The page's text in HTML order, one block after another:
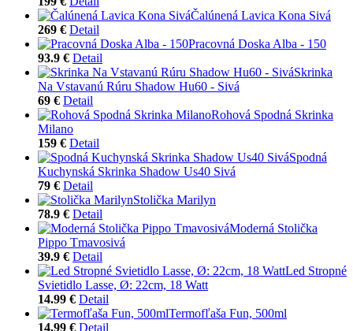
Čalúnená Lavica Kona Sivá
269 € Detail
Pracovná Doska Alba - 150
93.9 € Detail
Skrinka
Na Vstavanú Rúru Shadow Hu60 - Sivá
69 € Detail
Rohová Spodná Skrinka
Milano
159 € Detail
Spodná
Kuchynská Skrinka Shadow Us40 Sivá
79 € Detail
Stolička Marilyn
78.9 € Detail
Moderná Stolička
Pippo Tmavosivá
39.9 € Detail
Led Stropné
Svietidlo Lasse, Ø: 22cm, 18 Watt
14.99 € Detail
Termofľaša Fun, 500ml
14.99 € Detail